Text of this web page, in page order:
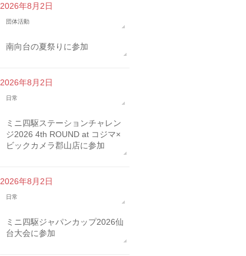
2026年8月2日
団体活動
南向台の夏祭りに参加
2026年8月2日
日常
ミニ四駆ステーションチャレン
ジ2026 4th ROUND at コジマ×
ビックカメラ郡山店に参加
2026年8月2日
日常
ミニ四駆ジャパンカップ2026仙
台大会に参加